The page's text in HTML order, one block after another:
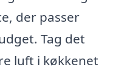
der passer
Tag det
luft i køkkenet